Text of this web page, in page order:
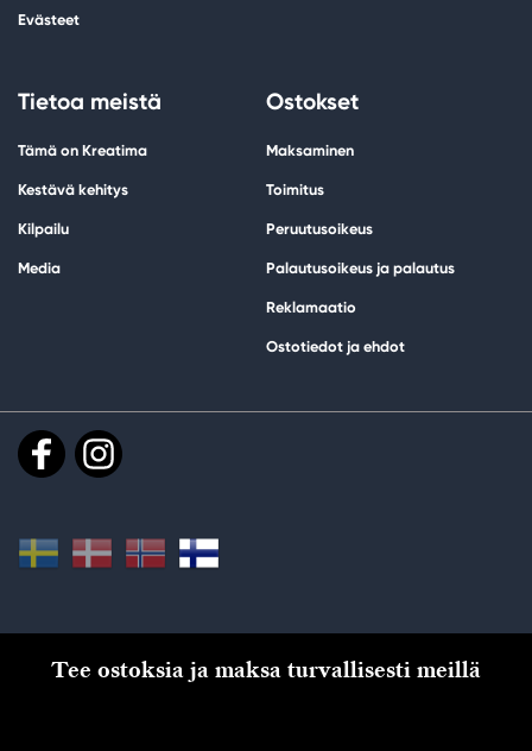
Evästeet
Tietoa meistä
Tämä on Kreatima
Kestävä kehitys
Kilpailu
Media
Ostokset
Maksaminen
Toimitus
Peruutusoikeus
Palautusoikeus ja palautus
Reklamaatio
Ostotiedot ja ehdot
Tee ostoksia ja maksa turvallisesti meillä